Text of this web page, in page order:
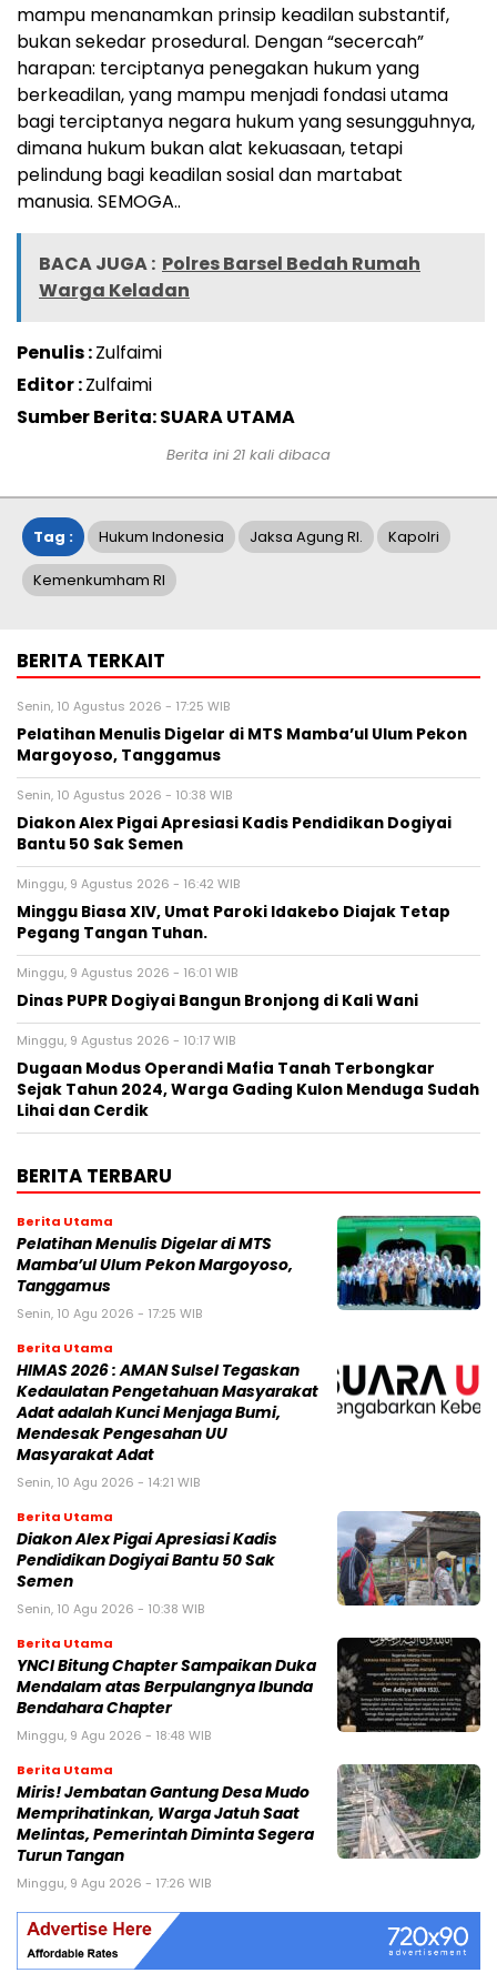
mampu menanamkan prinsip keadilan substantif,
bukan sekedar prosedural. Dengan “secercah”
harapan: terciptanya penegakan hukum yang
berkeadilan, yang mampu menjadi fondasi utama
bagi terciptanya negara hukum yang sesungguhnya,
dimana hukum bukan alat kekuasaan, tetapi
pelindung bagi keadilan sosial dan martabat
manusia. SEMOGA..
BACA JUGA : Polres Barsel Bedah Rumah
Warga Keladan
Penulis :Zulfaimi
Editor :Zulfaimi
Sumber Berita: SUARA UTAMA
Berita ini 21 kali dibaca
Tag : Hukum Indonesia Jaksa Agung RI. Kapolri
Kemenkumham RI
BERITA TERKAIT
Senin, 10 Agustus 2026 - 17:25 WIB
Pelatihan Menulis Digelar di MTS Mamba’ul Ulum Pekon
Margoyoso, Tanggamus
Senin, 10 Agustus 2026 - 10:38 WIB
Diakon Alex Pigai Apresiasi Kadis Pendidikan Dogiyai
Bantu 50 Sak Semen
Minggu, 9 Agustus 2026 - 16:42 WIB
Minggu Biasa XIV, Umat Paroki Idakebo Diajak Tetap
Pegang Tangan Tuhan.
Minggu, 9 Agustus 2026 - 16:01 WIB
Dinas PUPR Dogiyai Bangun Bronjong di Kali Wani
Minggu, 9 Agustus 2026 - 10:17 WIB
Dugaan Modus Operandi Mafia Tanah Terbongkar
Sejak Tahun 2024, Warga Gading Kulon Menduga Sudah
Lihai dan Cerdik
BERITA TERBARU
Berita Utama
Pelatihan Menulis Digelar di MTS
Mamba’ul Ulum Pekon Margoyoso,
Tanggamus
Senin, 10 Agu 2026 - 17:25 WIB
Berita Utama
HIMAS 2026 : AMAN Sulsel Tegaskan
Kedaulatan Pengetahuan Masyarakat
Adat adalah Kunci Menjaga Bumi,
Mendesak Pengesahan UU
Masyarakat Adat
Senin, 10 Agu 2026 - 14:21 WIB
Berita Utama
Diakon Alex Pigai Apresiasi Kadis
Pendidikan Dogiyai Bantu 50 Sak
Semen
Senin, 10 Agu 2026 - 10:38 WIB
Berita Utama
YNCI Bitung Chapter Sampaikan Duka
Mendalam atas Berpulangnya Ibunda
Bendahara Chapter
Minggu, 9 Agu 2026 - 18:48 WIB
Berita Utama
Miris! Jembatan Gantung Desa Mudo
Memprihatinkan, Warga Jatuh Saat
Melintas, Pemerintah Diminta Segera
Turun Tangan
Minggu, 9 Agu 2026 - 17:26 WIB